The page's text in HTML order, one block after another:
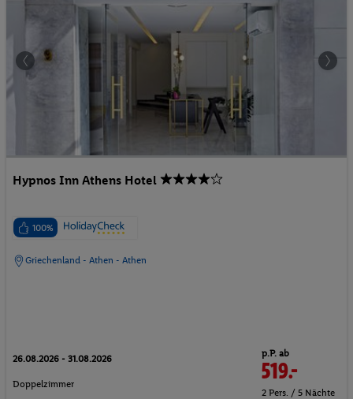
Hypnos Inn Athens Hotel
100%
Griechenland - Athen - Athen
26.08.2026 - 31.08.2026
Doppelzimmer
p.P. ab
519.-
2 Pers. / 5 Nächte